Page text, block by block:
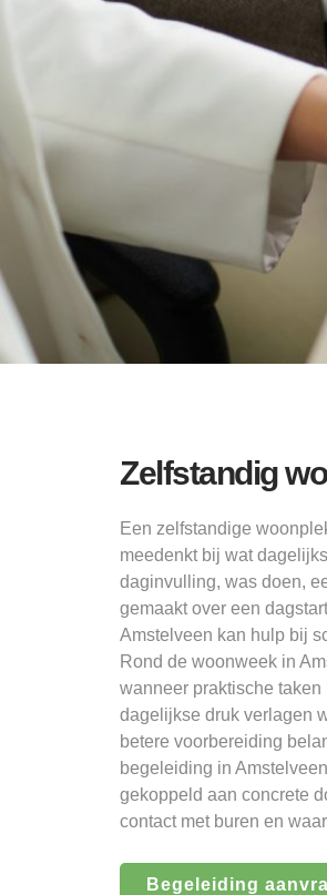
Zelfstandig
Een zelfstandige
meedenkt bij wat
daginvulling, was doen,
gemaakt over een
Amstelveen kan hulp bij
Rond de woonweek in
wanneer praktische
dagelijkse druk verlagen
betere voorbereiding
begeleiding in
gekoppeld aan concrete
contact met buren en
Begeleiding